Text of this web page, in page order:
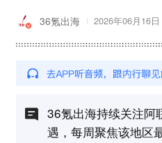
36氪出海 2026年06月16
36氪出海持续关注阿
遇，每周聚焦该地区